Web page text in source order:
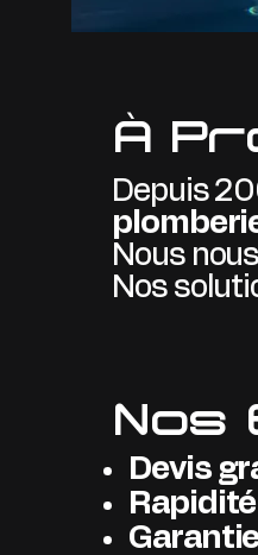
À
Depuis
Nous
Nos
Nos
Devis
Rapidité